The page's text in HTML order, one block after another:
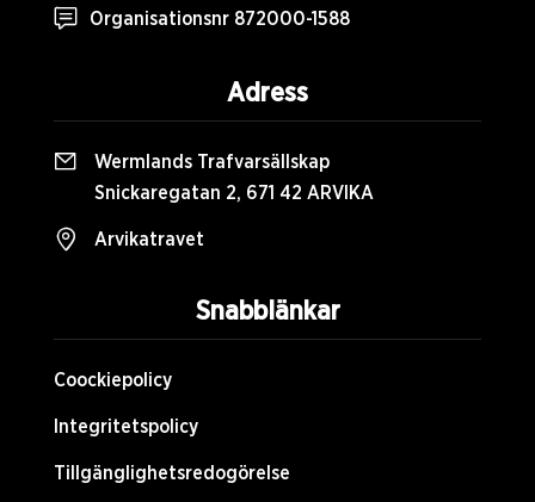
Snabblänkar
Coockiepolicy
Integritetspolicy
Tillgänglighetsredogörelse
Organisationsnr 872000-1588
Adress
Wermlands Trafvarsällskap
Snickaregatan 2, 671 42 ARVIKA
Arvikatravet